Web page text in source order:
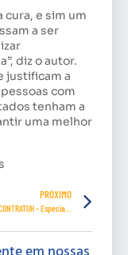
cura, e sim um
a ser
diz o autor.
justificam a
com
tenham a
uma melhor
PRÓXIMO
Espaço Mulher CONTRATUH – Especial Outubro Rosa
em nossas